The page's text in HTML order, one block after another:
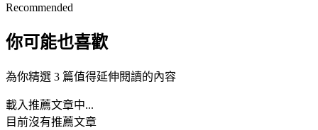
Recommended
你可能也喜歡
為你精選 3 篇值得延伸閱讀的內容
載入推薦文章中...
目前沒有推薦文章